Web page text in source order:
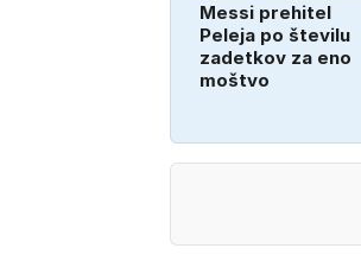
Messi prehitel
Peleja po številu
zadetkov za eno
moštvo